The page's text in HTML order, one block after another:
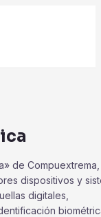
de Compuextrema,
dispositivos y
digitales,